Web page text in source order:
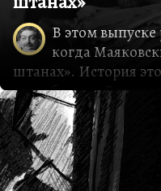
В этом выпуске
когда
штанах». История
своеобразна.
женщиной, той, о
Маяковский в
Маяковский»
сестра!»